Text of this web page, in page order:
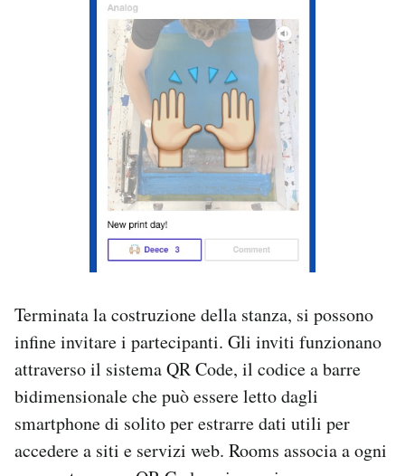
Terminata la costruzione della stanza, si possono
infine invitare i partecipanti. Gli inviti funzionano
attraverso il sistema QR Code, il codice a barre
bidimensionale che può essere letto dagli
smartphone di solito per estrarre dati utili per
accedere a siti e servizi web. Rooms associa a ogni